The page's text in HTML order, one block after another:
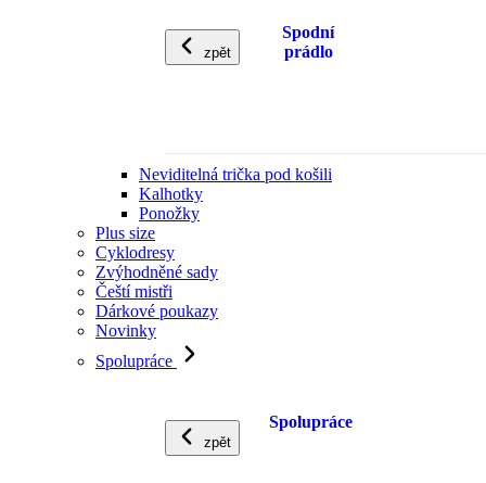
zpět
Spodní
prádlo
Neviditelná trička pod košili
Kalhotky
Ponožky
Plus size
Cyklodresy
Zvýhodněné sady
Čeští mistři
Dárkové poukazy
Novinky
Spolupráce
zpět
Spolupráce